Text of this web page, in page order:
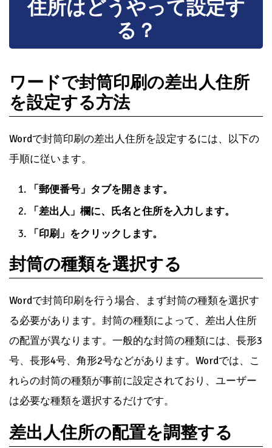
に、同じ設定を使用できます。ラベルの設定を保存す
るには、[ファイル]タブの[名前を付けて保存]をクリッ
クして、ファイル名を入力します。
ファイルの種類: ファイルの種類は、Wordテンプ
レート(.dotx)を選択します。
保存場所: 保存場所を選択して、[保存]ボタンをク
リックします。
ワードで封筒印刷の差出人
住所はどうやって設定す
る？
ワードで封筒印刷の差出人住所
を設定する方法
Wordで封筒印刷の差出人住所を設定するには、以下の
手順に従います。
「郵便番号」タブを開きます。
「差出人」欄に、氏名と住所を入力します。
「印刷」をクリックします。